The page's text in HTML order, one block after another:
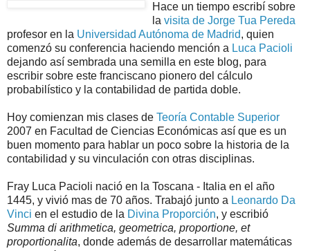
Hace un tiempo escribí sobre
la visita de Jorge Tua Pereda
profesor en la Universidad Autónoma de Madrid, quien
comenzó su conferencia haciendo mención a Luca Pacioli
dejando así sembrada una semilla en este blog, para
escribir sobre este franciscano pionero del cálculo
probabilístico y la contabilidad de partida doble.
Hoy comienzan mis clases de Teoría Contable Superior
2007 en Facultad de Ciencias Económicas así que es un
buen momento para hablar un poco sobre la historia de la
contabilidad y su vinculación con otras disciplinas.
Fray Luca Pacioli nació en la Toscana - Italia en el año
1445, y vivió mas de 70 años. Trabajó junto a Leonardo Da
Vinci en el estudio de la Divina Proporción, y escribió
Summa di arithmetica, geometrica, proportione, et
proportionalita, donde además de desarrollar matemáticas